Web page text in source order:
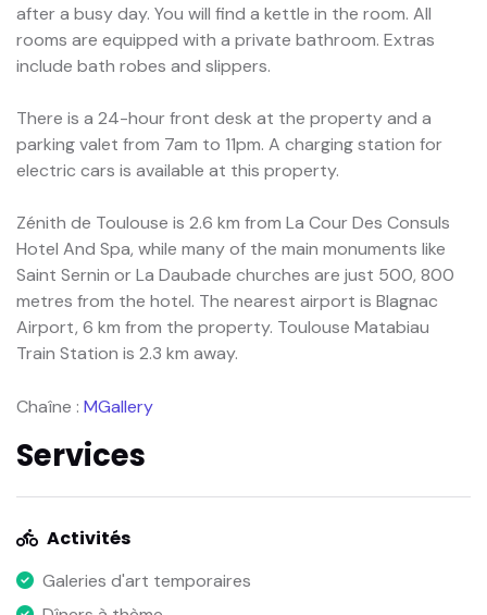
after a busy day. You will find a kettle in the room. All
rooms are equipped with a private bathroom. Extras
include bath robes and slippers.
There is a 24-hour front desk at the property and a
parking valet from 7am to 11pm. A charging station for
electric cars is available at this property.
Zénith de Toulouse is 2.6 km from La Cour Des Consuls
Hotel And Spa, while many of the main monuments like
Saint Sernin or La Daubade churches are just 500, 800
metres from the hotel. The nearest airport is Blagnac
Airport, 6 km from the property. Toulouse Matabiau
Train Station is 2.3 km away.
Chaîne : MGallery
Services
Activités
Galeries d'art temporaires